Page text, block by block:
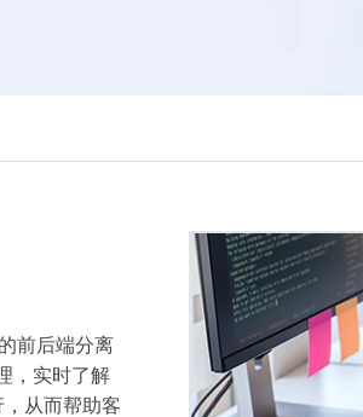
前后端分离
，实时了解
从而帮助客